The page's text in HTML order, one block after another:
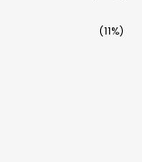
(11%)